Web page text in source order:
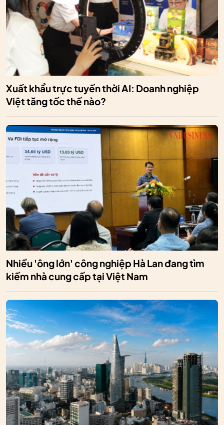
Xuất khẩu trực tuyến thời AI: Doanh nghiệp
Việt tăng tốc thế nào?
Nhiều 'ông lớn' công nghiệp Hà Lan đang tìm
kiếm nhà cung cấp tại Việt Nam